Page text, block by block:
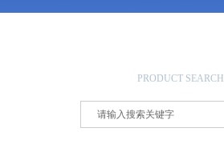
PRODUCT SEARCH